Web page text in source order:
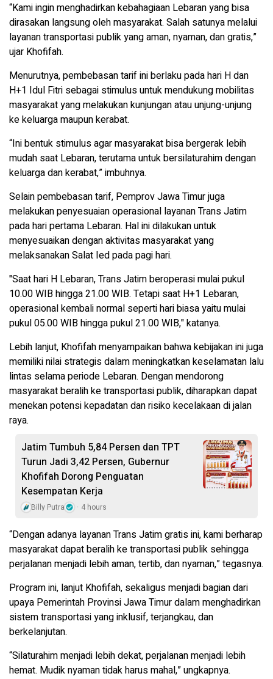
“Kami ingin menghadirkan kebahagiaan Lebaran yang bisa
dirasakan langsung oleh masyarakat. Salah satunya melalui
layanan transportasi publik yang aman, nyaman, dan gratis,”
ujar Khofifah.
Menurutnya, pembebasan tarif ini berlaku pada hari H dan
H+1 Idul Fitri sebagai stimulus untuk mendukung mobilitas
masyarakat yang melakukan kunjungan atau unjung-unjung
ke keluarga maupun kerabat.
“Ini bentuk stimulus agar masyarakat bisa bergerak lebih
mudah saat Lebaran, terutama untuk bersilaturahim dengan
keluarga dan kerabat,” imbuhnya.
Selain pembebasan tarif, Pemprov Jawa Timur juga
melakukan penyesuaian operasional layanan Trans Jatim
pada hari pertama Lebaran. Hal ini dilakukan untuk
menyesuaikan dengan aktivitas masyarakat yang
melaksanakan Salat Ied pada pagi hari.
"Saat hari H Lebaran, Trans Jatim beroperasi mulai pukul
10.00 WIB hingga 21.00 WIB. Tetapi saat H+1 Lebaran,
operasional kembali normal seperti hari biasa yaitu mulai
pukul 05.00 WIB hingga pukul 21.00 WIB," katanya.
Lebih lanjut, Khofifah menyampaikan bahwa kebijakan ini juga
memiliki nilai strategis dalam meningkatkan keselamatan lalu
lintas selama periode Lebaran. Dengan mendorong
masyarakat beralih ke transportasi publik, diharapkan dapat
menekan potensi kepadatan dan risiko kecelakaan di jalan
raya.
Jatim Tumbuh 5,84 Persen dan TPT
Turun Jadi 3,42 Persen, Gubernur
Khofifah Dorong Penguatan
Kesempatan Kerja
Billy Putra 4 hours
“Dengan adanya layanan Trans Jatim gratis ini, kami berharap
masyarakat dapat beralih ke transportasi publik sehingga
perjalanan menjadi lebih aman, tertib, dan nyaman,” tegasnya.
Program ini, lanjut Khofifah, sekaligus menjadi bagian dari
upaya Pemerintah Provinsi Jawa Timur dalam menghadirkan
sistem transportasi yang inklusif, terjangkau, dan
berkelanjutan.
“Silaturahim menjadi lebih dekat, perjalanan menjadi lebih
hemat. Mudik nyaman tidak harus mahal,” ungkapnya.